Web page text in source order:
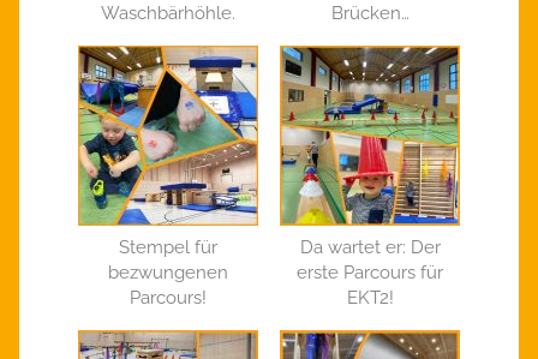
Waschbärhöhle.
Brücken…
Stempel für
bezwungenen
Parcours!
Da wartet er: Der
erste Parcours für
EKT2!